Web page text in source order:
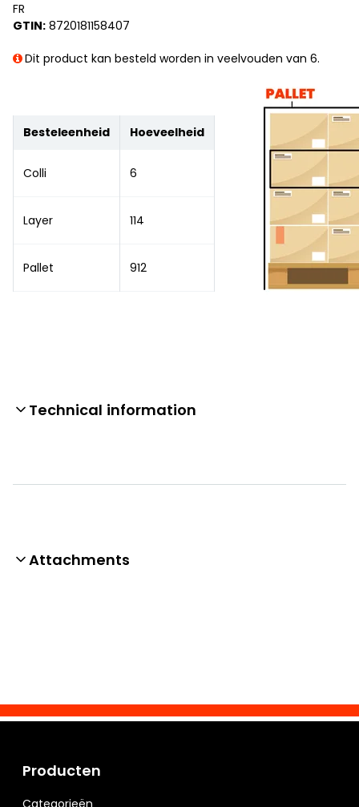
FR
GTIN: 8720181158407
Dit product kan besteld worden in veelvouden van 6.
Besteleenheid Hoeveelheid
Colli 6
Layer 114
Pallet 912
Technical information
Attachments
Producten